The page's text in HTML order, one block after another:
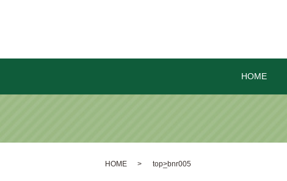
HOME
HOME top_bnr005